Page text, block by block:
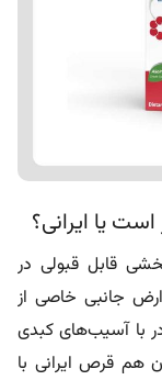
یا ایرانی؟
قابل قبولی در
جانبی خاصی از
با آسیب‌های کبدی
قرص ایرانی با